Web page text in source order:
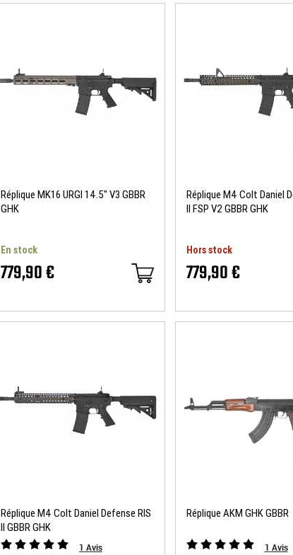
Réplique MK16 URGI 14.5" V3 GBBR
GHK
En stock
779,90 €
Réplique M4 Colt Daniel
II FSP V2 GBBR GHK
Hors stock
779,90 €
Réplique M4 Colt Daniel Defense RIS
II GBBR GHK
1 Avis
Réplique AKM GHK GBBR
1 Avis